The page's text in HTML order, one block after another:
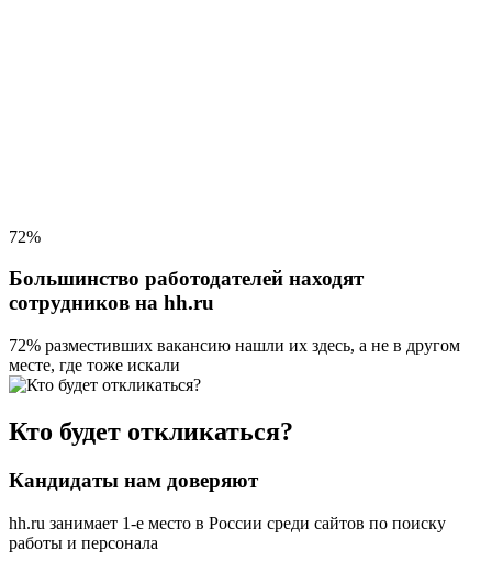
72%
Большинство работодателей находят
сотрудников на hh.ru
72% разместивших вакансию нашли их здесь, а не в другом
месте, где тоже искали
Кто будет откликаться?
Кандидаты нам доверяют
hh.ru занимает 1-е место в России среди сайтов по поиску
работы и персонала